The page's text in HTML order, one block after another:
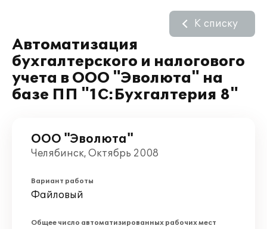
Автоматизация
бухгалтерского и налогового
учета в ООО "Эволюта" на
базе ПП "1С:Бухгалтерия 8"
К списку
ООО "Эволюта"
Челябинск, Октябрь 2008
Вариант работы
Файловый
Общее число автоматизированных рабочих мест